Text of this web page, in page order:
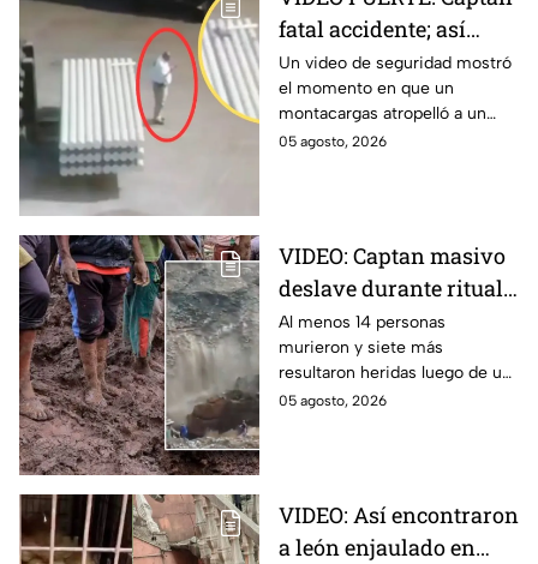
fatal accidente; así
montacargas atropelló
a trabajador distraído
en su celular
Un video de seguridad mostró
el momento en que un
montacargas atropelló a un
trabajador dentro de una planta
05 agosto, 2026
VIDEO: Captan masivo
deslave durante ritual
religioso; dejó 23
peregrinos sin vida en
monasterio de Etiopía
Al menos 14 personas
murieron y siete más
resultaron heridas luego de un
deslave durante un ritual
05 agosto, 2026
VIDEO: Así encontraron
a león enjaulado en